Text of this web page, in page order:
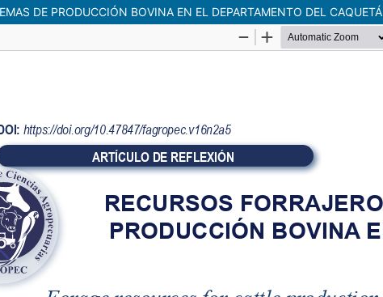
DE PRODUCCIÓN BOVINA EN EL DEPARTAMENTO DEL CAQUETÁ